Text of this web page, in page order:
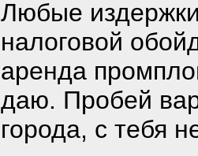
Любые
налоговой
аренда
даю. Пробей
города, с тебя